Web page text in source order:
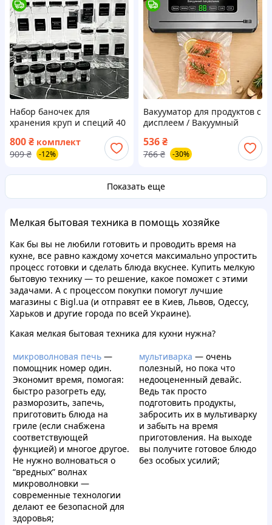
Набор баночек для
хранения круп и специй 40
800₴ комплект
909 ₴ -12%
Вакууматор для продуктов с
дисплеем / Вакуумный
Кухонный вакууматор для
мяса
536₴
766 ₴ -30%
Показать еще
Мелкая бытовая техника в помощь хозяйке
Как бы вы не любили готовить и проводить время на
кухне, все равно каждому хочется максимально упростить
процесс готовки и сделать блюда вкуснее. Купить мелкую
бытовую технику — то решение, какое поможет с этими
задачами. А с процессом покупки помогут лучшие
магазины с Bigl.ua (и отправят ее в Киев, Львов, Одессу,
Харьков и другие города по всей Украине).
Какая мелкая бытовая техника для кухни нужна?
микроволновая печь —
помощник номер один.
Экономит время, помогая:
быстро разогреть еду,
разморозить, запечь,
приготовить блюда на
гриле (если снабжена
соответствующей
функцией) и многое другое.
Не нужно волноваться о
“вредных” волнах
микроволновки —
современные технологии
делают ее безопасной для
здоровья;
мультиварка — очень
полезный, но пока что
недооцененный девайс.
Ведь так просто
подготовить продукты,
забросить их в мультиварку
и забыть на время
приготовления. На выходе
вы получите готовое блюдо
без особых усилий;